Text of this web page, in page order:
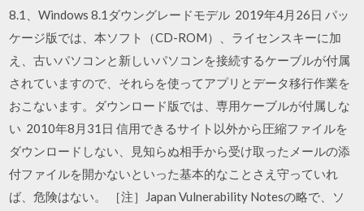
8.1、Windows 8.1ダウングレードモデル 2019年4月26日 パッ
ケージ版では、本ソフト（CD-ROM）、ライセンスキーに加
え、古いパソコンと新しいパソコンを接続するケーブルが付属
されていますので、それらを使ってアプリとデータ移行作業を
おこないます。ダウンロード版では、専用ケーブルが付属しな
い 2010年8月31日 信用できるサイト以外から圧縮ファイルを
ダウンロードしない、見知らぬ相手から受け取ったメールの添
付ファイルを開かないといった基本的なことさえ守っていれ
ば、危険はない。 ［注］Japan Vulnerability Notesの略で、ソ